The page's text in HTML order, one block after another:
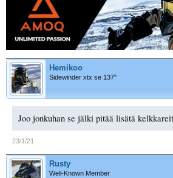
Hemikoo
Sidewinder xtx se 137"
Joo jonkuhan se jälki pitää lisätä
23/1/21
Rusty
Well-Known Member